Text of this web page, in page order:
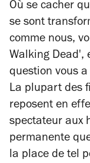
Où se cacher
se sont
comme nous,
Walking Dead',
question vous
La plupart des
reposent en
spectateur aux
permanente
la place de tel